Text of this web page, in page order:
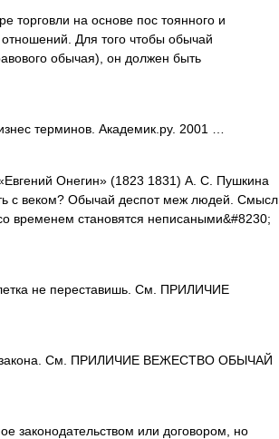
на основе пос тоянного и
Для того чтобы обычай
обычая), он должен быть
терминов. Академик.ру. 2001 …
Онегин» (1823 1831) А. С. Пушкина
с веком? Обычай деспот меж людей. Смысл
временем становятся неписаными&#8230;
не переставишь. См. ПРИЛИЧИЕ
закона. См. ПРИЛИЧИЕ ВЕЖЕСТВО ОБЫЧАЙ
законодательством или договором, но